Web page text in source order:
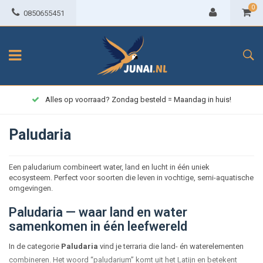
0850655451
0
Alles op voorraad? Zondag besteld = Maandag in huis!
Paludaria
Een paludarium combineert water, land en lucht in één uniek
ecosysteem. Perfect voor soorten die leven in vochtige, semi-aquatische
omgevingen.
Paludaria — waar land en water
samenkomen in één leefwereld
In de categorie Paludaria vind je terraria die land- én waterelementen
combineren. Het woord “paludarium” komt uit het Latijn en betekent